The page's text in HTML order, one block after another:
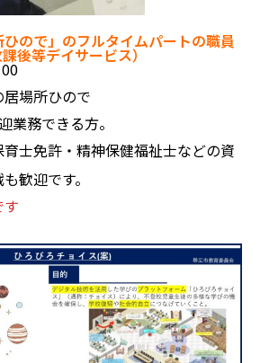
ので」のフルタイムパートの職員
後等デイサービス）
場所ひので
務できる方。
士免許・精神保健福祉士などの資
歓迎です。